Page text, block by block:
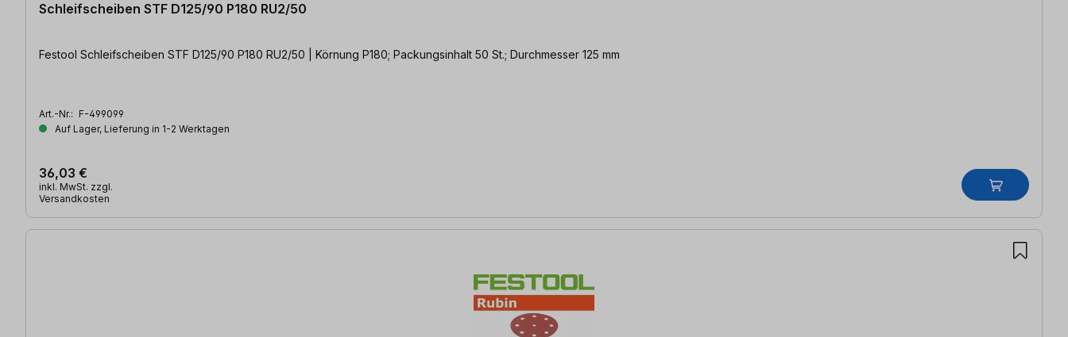
Schleifscheiben STF D125/90 P180 RU2/50
Festool Schleifscheiben STF D125/90 P180 RU2/50 | Körnung P180; Packungsinhalt 50 St.; Durchmesser 125 mm
Art.-Nr.: F-499099
Auf Lager, Lieferung in 1-2 Werktagen
36,03 €
inkl. MwSt. zzgl.
Versandkosten